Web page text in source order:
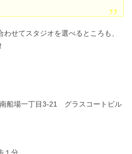
せてスタジオを選べるところも、
船場一丁目3-21 グラスコートビル
１分